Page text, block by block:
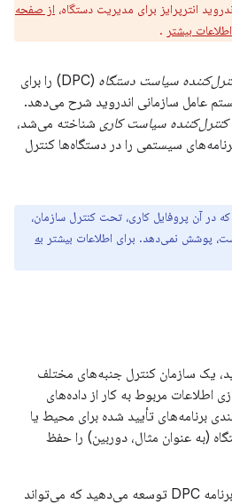
از صفحه
اطلاعات بیشتر .
سیاست دستگاه
(DPC) را برای
عامل سازمانی اندروید شرح می‌دهد.
کنترل‌کننده سیاست کاری شناخته می‌شد،
سیستمی را در دستگاه‌ها کنترل
در آن پروفایل کاری، تحت کنترل سازمان،
پوشش نمی‌دهد. برای اطلاعات بیشتر به
یک سازمان کنترل جنبه‌های مختلف
اطلاعات مربوط به کار از داده‌های
برنامه‌های تأیید شده برای محیط یا
(به عنوان مثال، دوربین) را حفظ
به عنوان یک EMM، شما یک برنامه DPC توسعه می‌دهید که می‌تواند